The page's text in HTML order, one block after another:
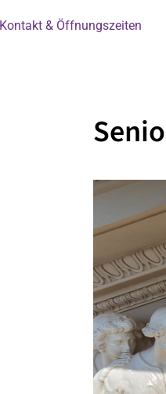
Kontakt & Öffnungszeiten